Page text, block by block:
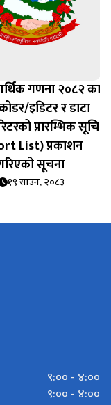
आर्थिक गणना २०८२ का
इडिटर र डाटा
प्रारम्भिक सूचि
List) प्रकाशन
सूचना
१९ साउन, २०८३
९:०० - ४:००
९:०० - ४:००